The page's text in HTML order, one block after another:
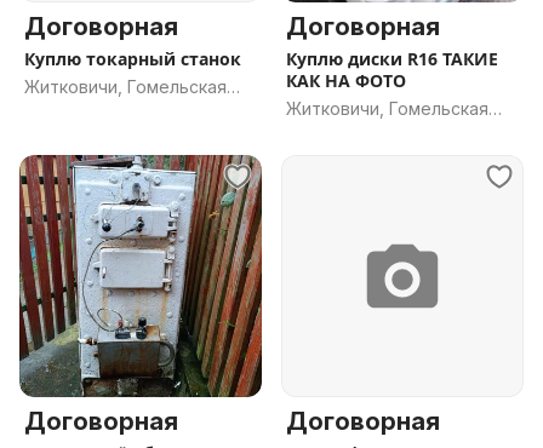
Договорная
Куплю токарный станок
Житковичи, Гомельская
Договорная
Куплю диски R16 ТАКИЕ
КАК НА ФОТО
Житковичи, Гомельская
Договорная Договорная